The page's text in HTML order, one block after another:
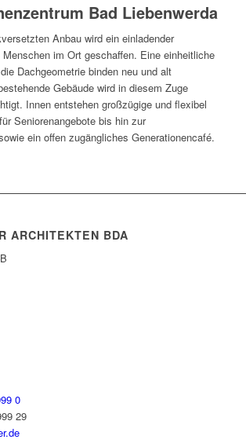
Bad Liebenwerda
Anbau wird ein einladender
im Ort geschaffen. Eine einheitliche
Dachgeometrie binden neu und alt
Gebäude wird in diesem Zuge
Innen entstehen großzügige und flexibel
Seniorenangebote bis hin zur
ein offen zugängliches Generationencafé.
ARCHITEKTEN BDA
0
29